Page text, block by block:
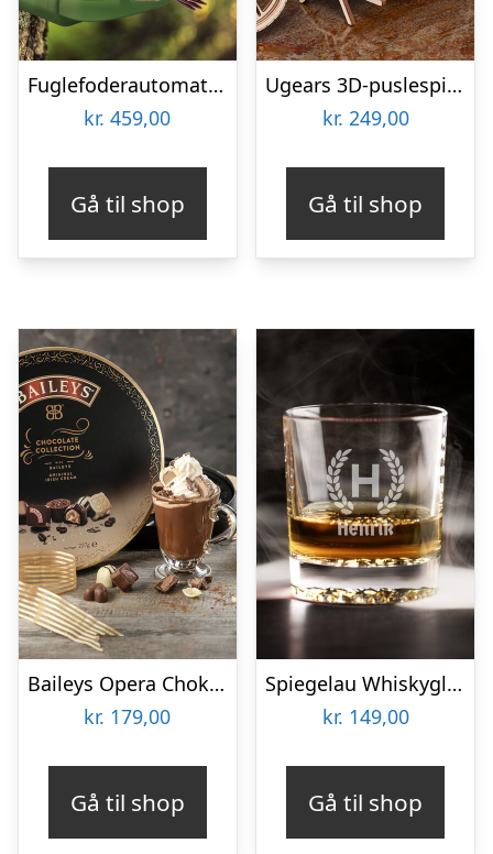
Fuglefoderautomat med Kamera Denver BFC-1200
kr. 459,00
Gå til shop
Ugears 3D-puslespil i Træ – MC
kr. 249,00
Gå til shop
Baileys Opera Chokoladeæske
kr. 179,00
Gå til shop
Spiegelau Whiskyglas med Gravering – Egen Tekst
kr. 149,00
Gå til shop